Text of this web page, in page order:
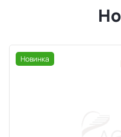
Новинка